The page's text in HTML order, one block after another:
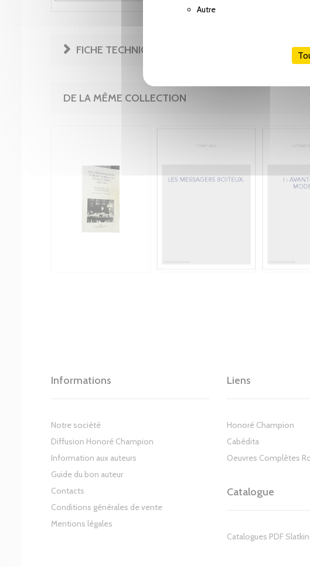
Autre
FICHE TECHNIQUE
DE LA MÊME COLLECTION
Informations
Notre société
Diffusion Honoré Champion
Information aux auteurs
Guide du bon auteur
Contacts
Conditions générales de vente
Mentions légales
Liens
Honoré Champion
Cabédita
Oeuvres Complètes
Catalogue
Catalogues PDF